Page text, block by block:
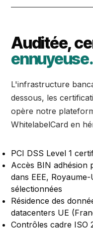
Auditée,
ennuyeuse.
L'infrastructure
dessous, les
opère notre
WhitelabelCard en
PCI DSS Level 1
Accès BIN adhésion
dans EEE,
sélectionnées
Résidence des
datacenters UE
Contrôles cadre ISO